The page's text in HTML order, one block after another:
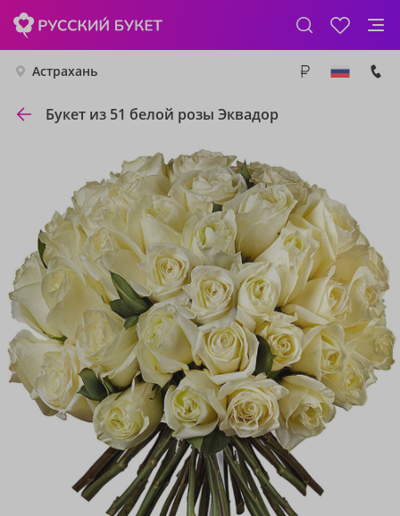
Астрахань
Букет из 51 белой розы Эквадор